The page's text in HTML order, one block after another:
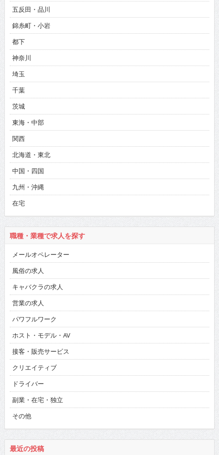
五反田・品川
錦糸町・小岩
都下
神奈川
埼玉
千葉
茨城
東海・中部
関西
北海道・東北
中国・四国
九州・沖縄
在宅
職種・業種で求人を探す
メールオペレーター
風俗の求人
キャバクラの求人
営業の求人
パワフルワーク
ホスト・モデル・AV
接客・販売サービス
クリエイティブ
ドライバー
副業・在宅・独立
その他
最近の投稿